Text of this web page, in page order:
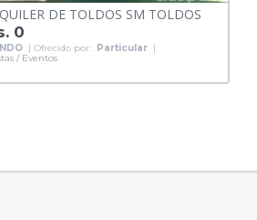
DE TOLDOS SM TOLDOS
0
| Ofrecido por: Particular |
/ Eventos